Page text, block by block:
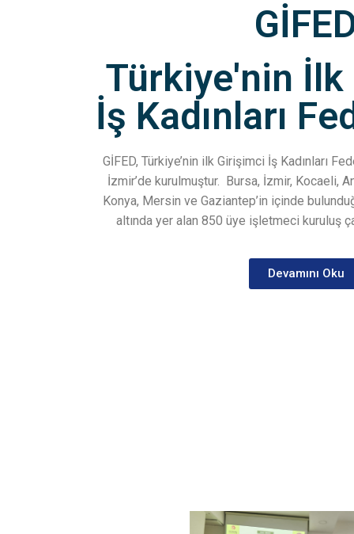
Türkiye'nin
İş Kadınları
GİFED, Türkiye’nin ilk Girişimci İş Kadınları
İzmir’de kurulmuştur. Bursa, İzmir, Kocaeli,
Konya, Mersin ve Gaziantep’in içinde
altında yer alan 850 üye işletmeci kuruluş
Devamını Oku